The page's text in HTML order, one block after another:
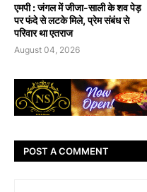
एमपी : जंगल में जीजा-साली के शव पेड़
पर फंदे से लटके मिले, प्रेम संबंध से
परिवार था एतराज
August 04, 2026
POST A COMMENT